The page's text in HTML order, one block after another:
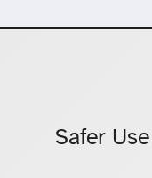
Safer